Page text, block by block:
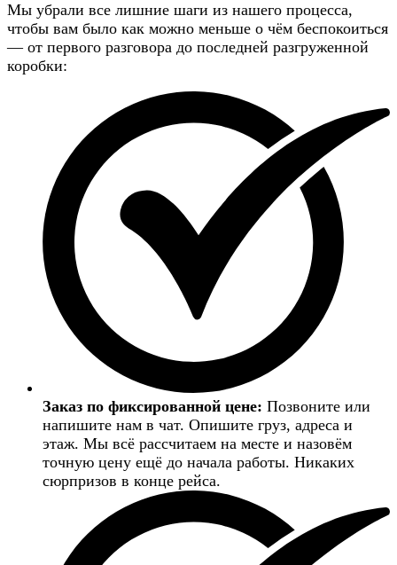
Мы убрали все лишние шаги из нашего процесса,
чтобы вам было как можно меньше о чём беспокоиться
— от первого разговора до последней разгруженной
коробки:
Заказ по фиксированной цене: Позвоните или
напишите нам в чат. Опишите груз, адреса и
этаж. Мы всё рассчитаем на месте и назовём
точную цену ещё до начала работы. Никаких
сюрпризов в конце рейса.